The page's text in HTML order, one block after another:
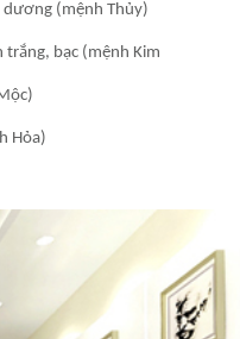
(mệnh Thủy)
bạc (mệnh Kim
Hỏa)